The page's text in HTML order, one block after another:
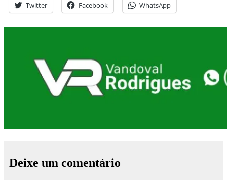
Twitter Facebook WhatsApp
Deixe um comentário